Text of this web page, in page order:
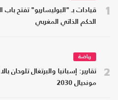
1
قيادات بـ "البوليساريو" تفتح
الحكم الذاتي المغربي
2
رياضة
تقارير: إسبانيا والبرتغال تلوحان
مونديال 2030